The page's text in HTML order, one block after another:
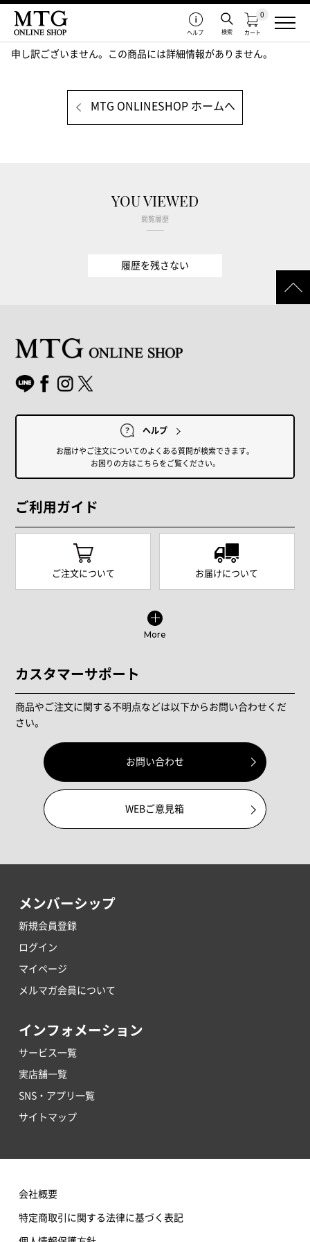
カート
0
検索
ヘルプ
申し訳ございません。この商品には詳細情報がありません。
MTG ONLINESHOP ホームへ
YOU VIEWED
閲覧履歴
履歴を残さない
ヘルプ
お届けやご注文についてのよくある質問が検索できます。
お困りの方はこちらをご覧ください。
ご利用ガイド
ご注文について お届けについて
More
カスタマーサポート
商品やご注文に関する不明点などは以下からお問い合わせくだ
さい。
お問い合わせ
WEBご意見箱
メンバーシップ
新規会員登録
ログイン
マイページ
メルマガ会員について
インフォメーション
サービス一覧
実店舗一覧
SNS・アプリ一覧
サイトマップ
会社概要
特定商取引に関する法律に基づく表記